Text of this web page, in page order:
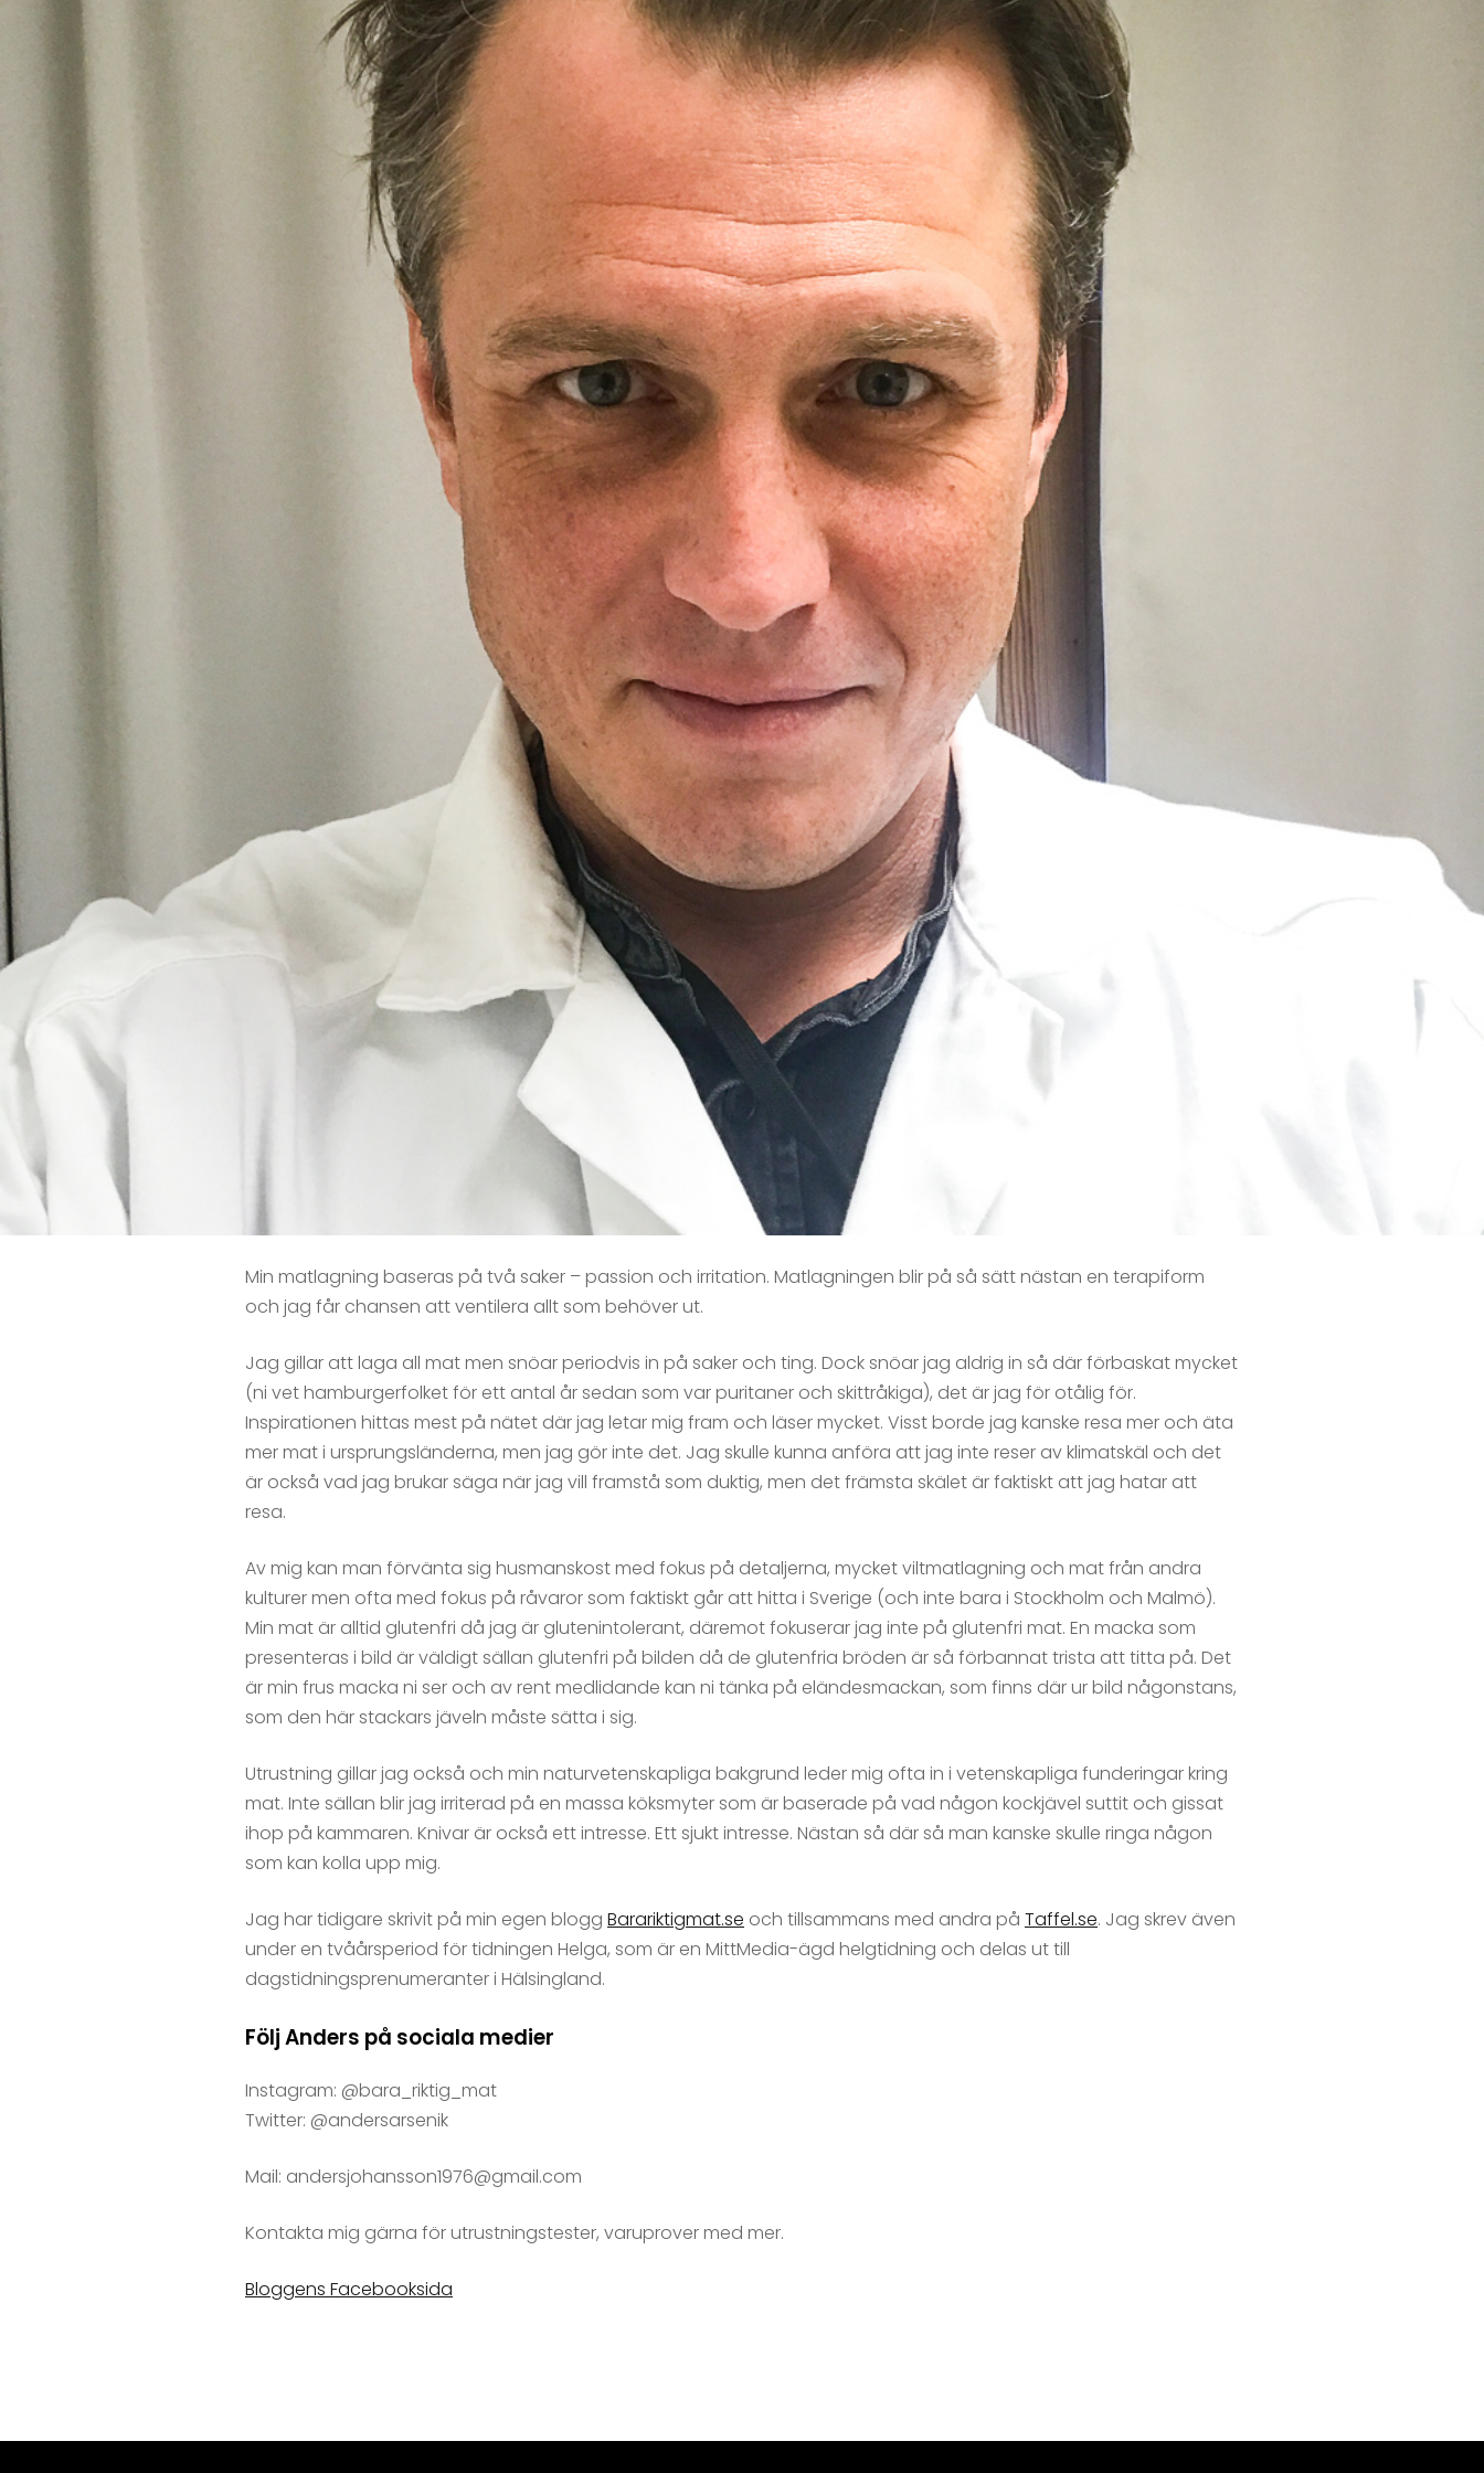
Min matlagning baseras på två saker – passion och irritation. Matlagningen blir på så sätt nästan en terapiform
och jag får chansen att ventilera allt som behöver ut.
Jag gillar att laga all mat men snöar periodvis in på saker och ting. Dock snöar jag aldrig in så där förbaskat mycket
(ni vet hamburgerfolket för ett antal år sedan som var puritaner och skittråkiga), det är jag för otålig för.
Inspirationen hittas mest på nätet där jag letar mig fram och läser mycket. Visst borde jag kanske resa mer och äta
mer mat i ursprungsländerna, men jag gör inte det. Jag skulle kunna anföra att jag inte reser av klimatskäl och det
är också vad jag brukar säga när jag vill framstå som duktig, men det främsta skälet är faktiskt att jag hatar att
resa.
Av mig kan man förvänta sig husmanskost med fokus på detaljerna, mycket viltmatlagning och mat från andra
kulturer men ofta med fokus på råvaror som faktiskt går att hitta i Sverige (och inte bara i Stockholm och Malmö).
Min mat är alltid glutenfri då jag är glutenintolerant, däremot fokuserar jag inte på glutenfri mat. En macka som
presenteras i bild är väldigt sällan glutenfri på bilden då de glutenfria bröden är så förbannat trista att titta på. Det
är min frus macka ni ser och av rent medlidande kan ni tänka på eländesmackan, som finns där ur bild någonstans,
som den här stackars jäveln måste sätta i sig.
Utrustning gillar jag också och min naturvetenskapliga bakgrund leder mig ofta in i vetenskapliga funderingar kring
mat. Inte sällan blir jag irriterad på en massa köksmyter som är baserade på vad någon kockjävel suttit och gissat
ihop på kammaren. Knivar är också ett intresse. Ett sjukt intresse. Nästan så där så man kanske skulle ringa någon
som kan kolla upp mig.
Jag har tidigare skrivit på min egen blogg Barariktigmat.se och tillsammans med andra på Taffel.se. Jag skrev även
under en tvåårsperiod för tidningen Helga, som är en MittMedia-ägd helgtidning och delas ut till
dagstidningsprenumeranter i Hälsingland.
Följ Anders på sociala medier
Instagram: @bara_riktig_mat
Twitter: @andersarsenik
Mail: andersjohansson1976@gmail.com
Kontakta mig gärna för utrustningstester, varuprover med mer.
Bloggens Facebooksida